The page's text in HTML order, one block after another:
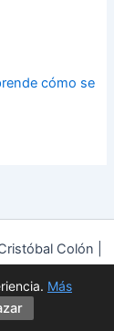
cómo se
Colón |
Aviso Legal
Más